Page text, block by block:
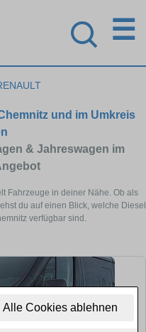
Alle Cookies ablehnen
☰
und im Umkreis
& Jahreswagen im
Fahrzeuge in deiner Nähe. Ob als
du auf einen Blick, welche Diesel
verfügbar sind.